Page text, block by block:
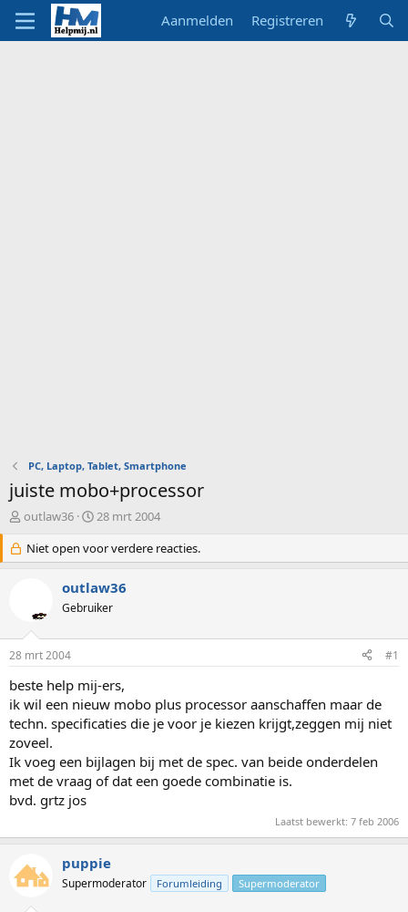
Aanmelden Registreren
PC, Laptop, Tablet, Smartphone
juiste mobo+processor
O
d
e
s
t
a
r
t
e
r
outlaw36
S
a
r
d
a
m
28 mrt 2004
Niet open voor verdere reacties.
outlaw36
Gebruiker
28 mrt 2004 #1
beste help mij-ers,
ik wil een nieuw mobo plus processor aanschaffen maar de
techn. specificaties die je voor je kiezen krijgt,zeggen mij niet
zoveel.
Ik voeg een bijlagen bij met de spec. van beide onderdelen
met de vraag of dat een goede combinatie is.
bvd. grtz jos
Laatst bewerkt: 7 feb 2006
puppie
Supermoderator Forumleiding Supermoderator